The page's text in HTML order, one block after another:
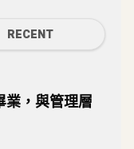
RECENT
業，與管理層